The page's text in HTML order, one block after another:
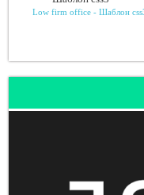
Low firm office - Шаблон